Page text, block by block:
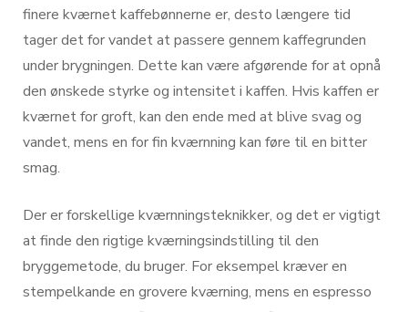
finere kværnet kaffebønnerne er, desto længere tid
tager det for vandet at passere gennem kaffegrunden
under brygningen. Dette kan være afgørende for at opnå
den ønskede styrke og intensitet i kaffen. Hvis kaffen er
kværnet for groft, kan den ende med at blive svag og
vandet, mens en for fin kværnning kan føre til en bitter
smag.
Der er forskellige kværnningsteknikker, og det er vigtigt
at finde den rigtige kværningsindstilling til den
bryggemetode, du bruger. For eksempel kræver en
stempelkande en grovere kværning, mens en espresso